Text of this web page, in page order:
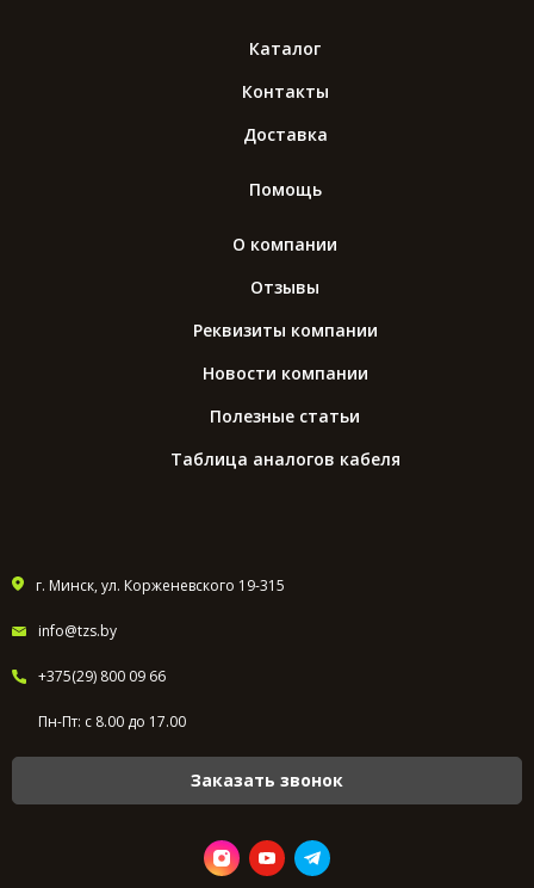
Каталог
Контакты
Доставка
Помощь
О компании
Отзывы
Реквизиты компании
Новости компании
Полезные статьи
Таблица аналогов кабеля
г. Минск, ул. Корженевского 19-315
info@tzs.by
+375(29) 800 09 66
Пн-Пт: с 8.00 до 17.00
Заказать звонок